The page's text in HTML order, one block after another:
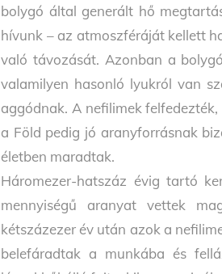
bolygó által generált hő
hívunk – az atmoszféráját kellett
való távozását. Azonban a
valamilyen hasonló lyukról van
aggódnak. A nefilimek
a Föld pedig jó aranyforrásnak
életben maradtak.
Háromezer-hatszáz évig tartó
mennyiségű aranyat vettek
kétszázezer év után azok a
belefáradtak a munkába és